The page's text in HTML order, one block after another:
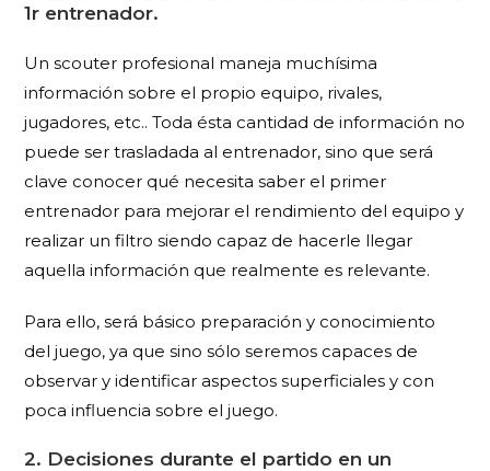
1r entrenador.
Un scouter profesional maneja muchísima
información sobre el propio equipo, rivales,
jugadores, etc.. Toda ésta cantidad de información no
puede ser trasladada al entrenador, sino que será
clave conocer qué necesita saber el primer
entrenador para mejorar el rendimiento del equipo y
realizar un filtro siendo capaz de hacerle llegar
aquella información que realmente es relevante.
Para ello, será básico preparación y conocimiento
del juego, ya que sino sólo seremos capaces de
observar y identificar aspectos superficiales y con
poca influencia sobre el juego.
2. Decisiones durante el partido en un